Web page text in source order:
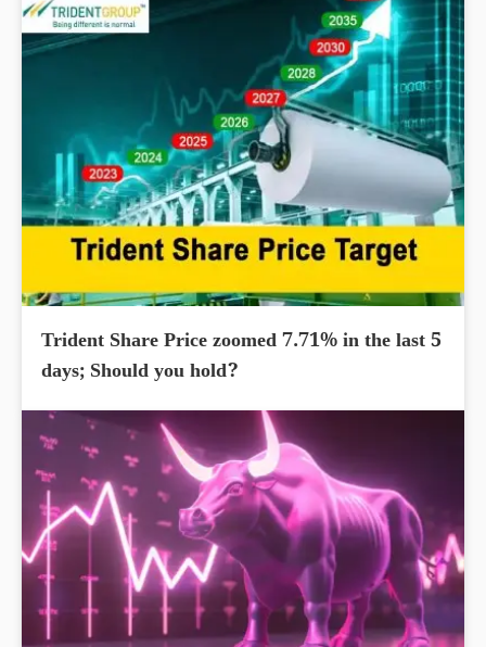
Trident Share Price zoomed 7.71% in the last 5
days; Should you hold?